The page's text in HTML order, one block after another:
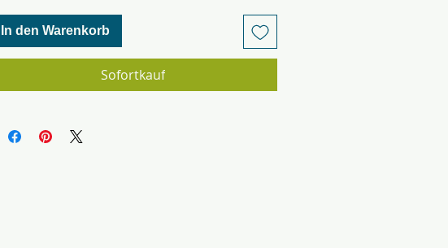
In den Warenkorb
Sofortkauf